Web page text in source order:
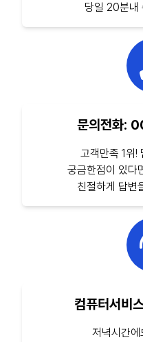
당일 20분내
문의전화:
고객만족 1위!
궁금한점이 있다
친절하게 답변
컴퓨터서비
저녁시간